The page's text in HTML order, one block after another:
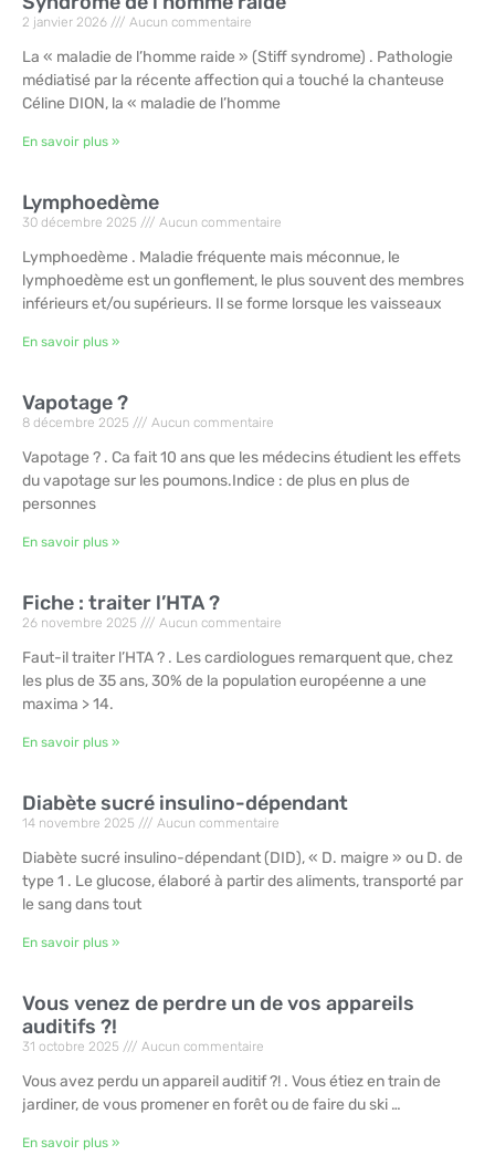
2 janvier 2026 Aucun commentaire
La « maladie de l’homme raide » (Stiff syndrome) . Pathologie
médiatisé par la récente affection qui a touché la chanteuse
Céline DION, la « maladie de l’homme
En savoir plus »
Lymphoedème
30 décembre 2025 Aucun commentaire
Lymphoedème . Maladie fréquente mais méconnue, le
lymphoedème est un gonflement, le plus souvent des membres
inférieurs et/ou supérieurs. Il se forme lorsque les vaisseaux
En savoir plus »
Vapotage ?
8 décembre 2025 Aucun commentaire
Vapotage ? . Ca fait 10 ans que les médecins étudient les effets
du vapotage sur les poumons.Indice : de plus en plus de
personnes
En savoir plus »
Fiche : traiter l’HTA ?
26 novembre 2025 Aucun commentaire
Faut-il traiter l’HTA ? . Les cardiologues remarquent que, chez
les plus de 35 ans, 30% de la population européenne a une
maxima > 14.
En savoir plus »
Diabète sucré insulino-dépendant
14 novembre 2025 Aucun commentaire
Diabète sucré insulino-dépendant (DID), « D. maigre » ou D. de
type 1 . Le glucose, élaboré à partir des aliments, transporté par
le sang dans tout
En savoir plus »
Vous venez de perdre un de vos appareils
auditifs ?!
31 octobre 2025 Aucun commentaire
Vous avez perdu un appareil auditif ?! . Vous étiez en train de
jardiner, de vous promener en forêt ou de faire du ski …
En savoir plus »